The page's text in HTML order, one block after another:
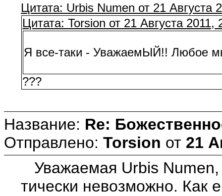
Цитата: Urbis Numen от 21 Августа
Цитата: Torsion от 21 Августа 2011,
Я все-таки - УважаемЫЙ!! Любое
???
Название: Re:
Отправлено: Torsion от 21
Уважаемая Urbis Numen,
тически невозможно. Как